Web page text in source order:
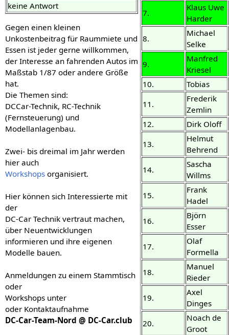
keine Antwort
Gegen einen kleinen
Unkostenbeitrag für Raummiete und
Essen ist jeder gerne willkommen,
der Interesse an fahrenden Autos im
Maßstab 1/87 oder andere Größe
hat.
Die Themen sind:
DCCar-Technik, RC-Technik
(Fernsteuerung) und
Modellanlagenbau.
Zwei- bis dreimal im Jahr werden
hier auch
Workshopsorganisiert.
Hier können sich Interessierte mit
der
DC-Car Technik vertraut machen,
über Neuentwicklungen
informieren und ihre eigenen
Modelle bauen.
Anmeldungen zu einem Stammtisch
oder
Workshops unter
oder Kontaktaufnahme
DC-Car-Team-Nord @ DC-Car.club
7.
Klaus Uwe
Harder
8.
Michael
Selke
9.
Manfred
Kriesel
10.
Tobias
11.
Frederik
Zemlin
12.
Dirk Oloff
13.
Helmut
Behrend
14.
Sascha
Willms
15.
Frank
Hadel
16.
Björn
Esser
17.
Olaf
Formella
18.
Manuel
Rieder
19.
Axel
Dinges
20.
Noach de
Groot